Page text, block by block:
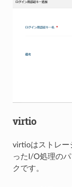
virtio
virtioはストレー
ったI/O処理の
クです。